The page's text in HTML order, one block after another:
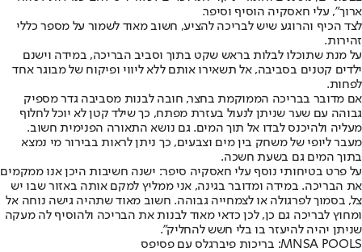
ארוך”, עלי חאסקיה הוסיף וסיפר.
לצד הכיף והרוגע שיש לבריכה להציע, חשוב מאוד לשמור על מספר כללי
זהירות.
על מנת שתוכלו לבלות בראש שקט בתוך וסביב הבריכה, במידה וישנם
ילדים קטנים בסביבה, אל תשאירו אותם ללא ליווי ופיקוח של מבוגר אחד
לפחות.
אם מדובר בבריכה הממוקמת בחצר, חובה לבנות מסביבה גדר מספיק
גבוהה עם שער שניתן לנעול בעזרת מפתח, כך שילד קטן לא יוכל לחלוף
מעליה ולהיכנס לבדו אל תוך המים. גם נושא התאורה הפנימית חשוב.
מעבר ליופי של משחק בין מים וצבעים, כך ניתן לראות בבירור מי נמצא
בתוך המים גם בשעת חשכה.
על פרט בטיחותי נוסף עלי חאסקיה סיפר: ישנה חשיבות היכן אנו ממקמים
את הבריכה. במידה ומדובר בגינה, אני ממליץ למקם אותה באזור שבו יש
צל, בסמוך לפרגולה או לצמחייה גבוהה. חשוב מאוד שתהיה גישה נוחה אל
ומחוץ לבריכה גם כן, לכן כדאי מאוד לבנות את הבריכה ולהוסיף לה מעקה
שניתן יהיה להיעזר בו בלי חשש להחליק”.
MNSA POOLS: בריכות פיברגלס עם פסיפס